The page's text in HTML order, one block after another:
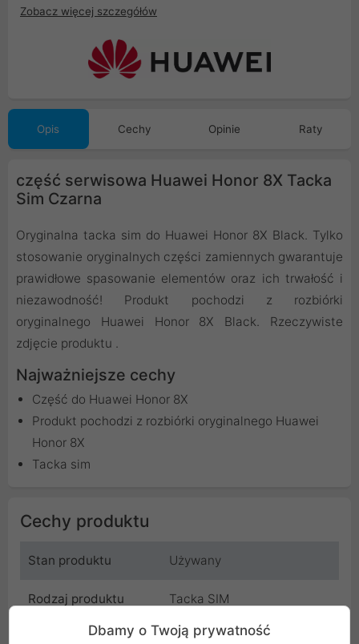
Zobacz więcej szczegółów
Opis Cechy Opinie Raty
część serwisowa Huawei Honor 8X Tacka
Sim Czarna
Oryginalna tacka sim do Huawei Honor 8X Black. Tylko
stosowanie oryginalnych części zamiennych gwarantuje
prawidłowe spasowanie elementów oraz ich trwałość i
niezawodność! Produkt pochodzi z rozbiórki
oryginalnego Huawei Honor 8X Black. Rzeczywiste
zdjęcie produktu .
Najważniejsze cechy
Część do Huawei Honor 8X
Produkt pochodzi z rozbiórki oryginalnego Huawei
Honor 8X
Tacka sim
Cechy produktu
Stan produktu Używany
Rodzaj produktu Tacka SIM
Bardzo dobry
Dbamy o Twoją prywatność